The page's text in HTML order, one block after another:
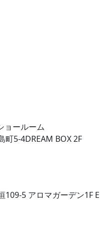
ョールーム
5-4DREAM BOX 2F
5 アロマガーデン1F E